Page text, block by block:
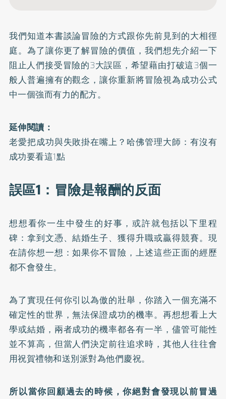
我們知道本書談論冒險的方式跟你先前見到的大相徑
庭。為了讓你更了解冒險的價值，我們想先介紹一下
阻止人們接受冒險的3大誤區，希望藉由打破這3個一
般人普遍擁有的觀念，讓你重新將冒險視為成功公式
中一個強而有力的配方。
延伸閱讀：
老愛把成功與失敗掛在嘴上？哈佛管理大師：有沒有
成功要看這1點
誤區1：冒險是報酬的反面
想想看你一生中發生的好事，或許就包括以下里程
碑：拿到文憑、結婚生子、獲得升職或贏得競賽。現
在請你想一想：如果你不冒險，上述這些正面的經歷
都不會發生。
為了實現任何你引以為傲的壯舉，你踏入一個充滿不
確定性的世界，無法保證成功的機率。再想想看上大
學或結婚，兩者成功的機率都各有一半，儘管可能性
並不算高，但當人們決定前往追求時，其他人往往會
用祝賀禮物和送別派對為他們慶祝。
所以當你回顧過去的時候，你絕對會發現以前冒過